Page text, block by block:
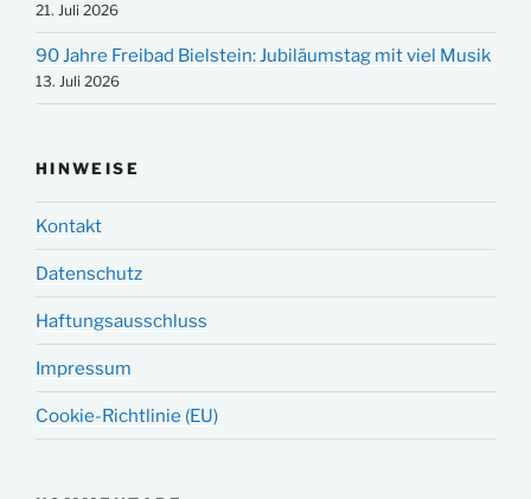
21. Juli 2026
90 Jahre Freibad Bielstein: Jubiläumstag mit viel Musik
13. Juli 2026
HINWEISE
Kontakt
Datenschutz
Haftungsausschluss
Impressum
Cookie-Richtlinie (EU)